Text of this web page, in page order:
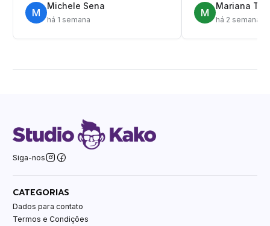
M
Michele Sena
há 1 semana
M
Mariana T.
há 2 semanas
Siga-nos
CATEGORIAS
Dados para contato
Termos e Condições